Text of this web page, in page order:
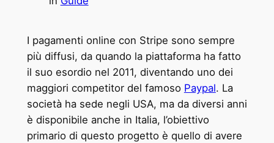
I pagamenti online con Stripe sono sempre
più diffusi, da quando la piattaforma ha fatto
il suo esordio nel 2011, diventando uno dei
maggiori competitor del famoso Paypal. La
società ha sede negli USA, ma da diversi anni
è disponibile anche in Italia, l’obiettivo
primario di questo progetto è quello di avere